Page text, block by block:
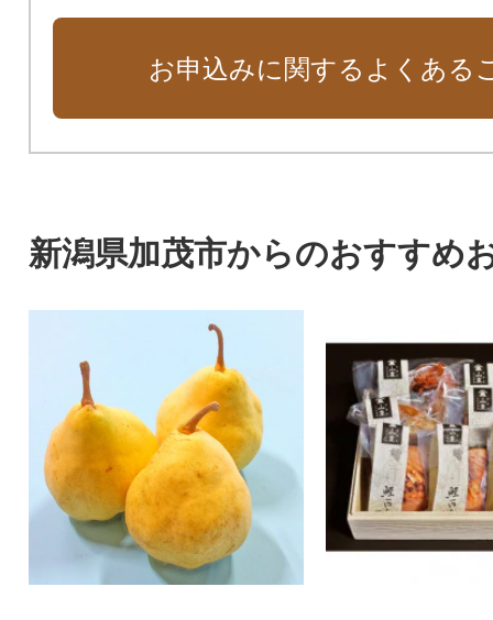
お申込みに関するよくある
新潟県加茂市からのおすすめ